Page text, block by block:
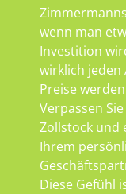
wenn man
Investition
wirklich jeden
Preise
Verpassen
Zollstock und
Ihrem
Diese Gefühl